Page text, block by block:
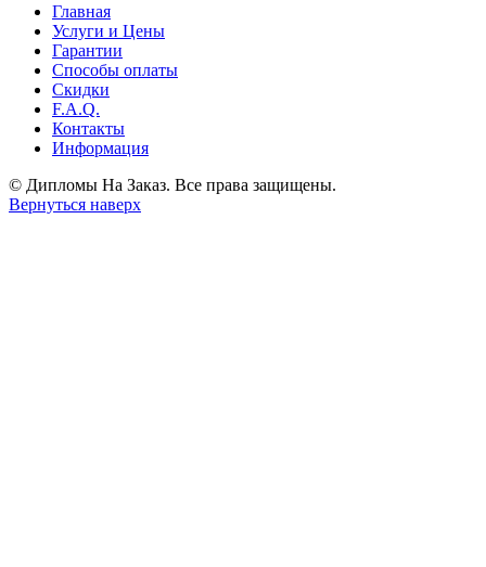
Главная
Услуги и Цены
Гарантии
Способы оплаты
Скидки
F.A.Q.
Контакты
Информация
© Дипломы На Заказ. Все права защищены.
Вернуться наверх